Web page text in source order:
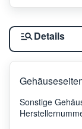
Details
Sonstige